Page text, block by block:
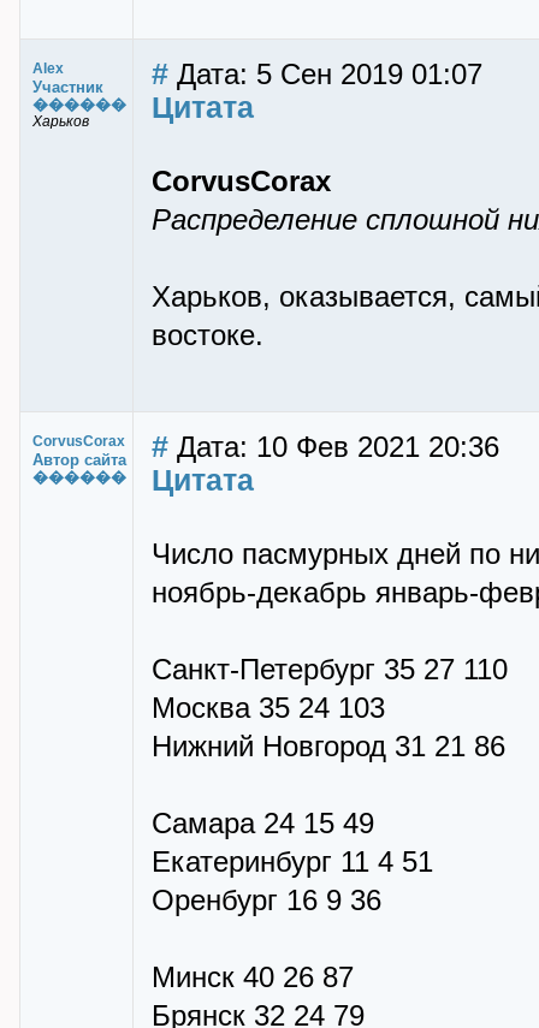
Alex
Участник
������
Харьков
# Дата: 5 Сен 2019 01:07
Цитата
CorvusCorax
Распределение сплошной
Харьков, оказывается,
востоке.
CorvusCorax
Автор сайта
������
# Дата: 10 Фев 2021 20:36
Цитата
Число пасмурных дней по
ноябрь-декабрь январь-
Санкт-Петербург 35 27 110
Москва 35 24 103
Нижний Новгород 31 21 86
Самара 24 15 49
Екатеринбург 11 4 51
Оренбург 16 9 36
Минск 40 26 87
Брянск 32 24 79